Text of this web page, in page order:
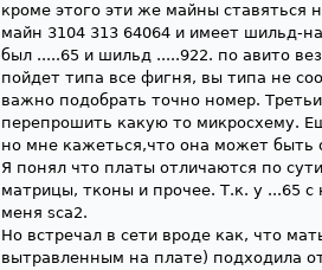
кроме этого эти же майны ставяться
майн 3104 313 64064 и имеет шильд-
был .....65 и шильд .....922. по авито
пойдет типа все фигня, вы типа не
важно подобрать точно номер.
перепрошить какую то микросхему.
но мне кажеться,что она может быть
Я понял что платы отличаются по
матрицы, тконы и прочее. Т.к. у ...65
меня sca2.
Но встречал в сети вроде как, что
вытравленным на плате) подходила